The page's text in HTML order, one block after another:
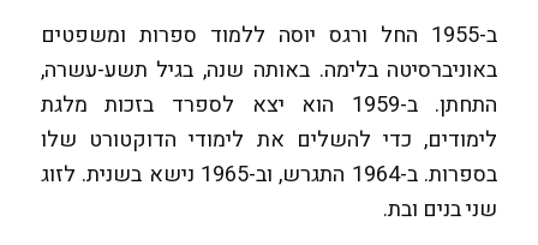
ב-1955 החל ורגס יוסה ללמוד ספרות ומשפטים
באוניברסיטה בלימה. באותה שנה, בגיל תשע-עשרה,
התחתן. ב-1959 הוא יצא לספרד בזכות מלגת
לימודים, כדי להשלים את לימודי הדוקטורט שלו
בספרות. ב-1964 התגרש, וב-1965 נישא בשנית. לזוג
שני בנים ובת.